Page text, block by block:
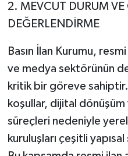
2. MEVCUT DURUM VE
DEĞERLENDİRME
Basın İlan Kurumu, resmi
ve medya sektörünün
kritik bir göreve
koşullar, dijital
süreçleri nedeniyle
kuruluşları çeşitli yapısal